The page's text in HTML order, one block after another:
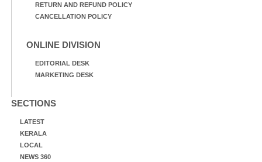
RETURN AND REFUND POLICY
CANCELLATION POLICY
ONLINE DIVISION
EDITORIAL DESK
MARKETING DESK
SECTIONS
LATEST
KERALA
LOCAL
NEWS 360